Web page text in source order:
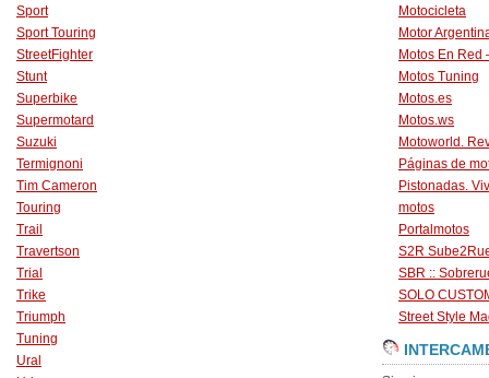
Sport
Sport Touring
StreetFighter
Stunt
Superbike
Supermotard
Suzuki
Termignoni
Tim Cameron
Touring
Trail
Travertson
Trial
Trike
Triumph
Tuning
Ural
Motocicleta
Motor
Motos En Red
Motos Tuning
Motos.es
Motos.ws
Motoworld.
Páginas de
Pistonadas.
motos
Portalmotos
S2R
SBR ::
SOLO
Street Style